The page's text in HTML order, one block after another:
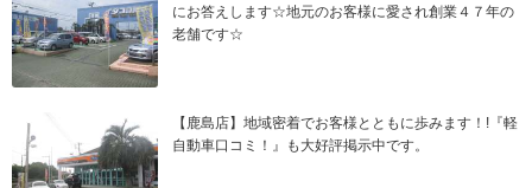
にお答えします☆地元のお客様に愛され創業４７年の
老舗です☆
【鹿島店】地域密着でお客様とともに歩みます！!『軽
自動車口コミ！』も大好評掲示中です。